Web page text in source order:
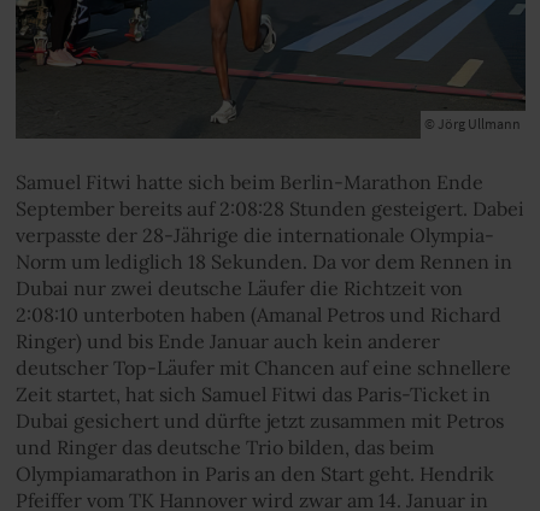
© Jörg Ullmann
Samuel Fitwi hatte sich beim Berlin-Marathon Ende
September bereits auf 2:08:28 Stunden gesteigert. Dabei
verpasste der 28-Jährige die internationale Olympia-
Norm um lediglich 18 Sekunden. Da vor dem Rennen in
Dubai nur zwei deutsche Läufer die Richtzeit von
2:08:10 unterboten haben (Amanal Petros und Richard
Ringer) und bis Ende Januar auch kein anderer
deutscher Top-Läufer mit Chancen auf eine schnellere
Zeit startet, hat sich Samuel Fitwi das Paris-Ticket in
Dubai gesichert und dürfte jetzt zusammen mit Petros
und Ringer das deutsche Trio bilden, das beim
Olympiamarathon in Paris an den Start geht. Hendrik
Pfeiffer vom TK Hannover wird zwar am 14. Januar in